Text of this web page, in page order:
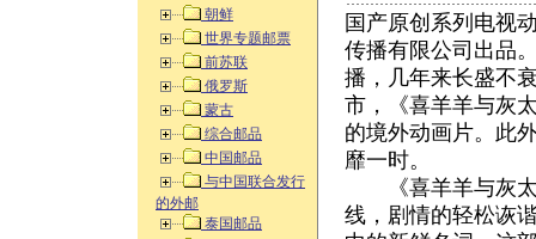
朝鲜
世界专题邮票
前苏联
俄罗斯
蒙古
综合邮品
中国邮品
与中国联合发行
的外邮
泰国邮品
国产原创系列电视
传播有限公司出品
播，几年来长盛不
市，《喜羊羊与灰
的境外动画片。此
靡一时。
《喜羊羊与灰太
线，剧情的轻松诙